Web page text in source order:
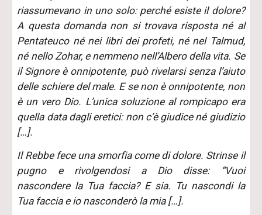
riassumevano in uno solo: perché esiste il dolore?
A questa domanda non si trovava risposta né al
Pentateuco né nei libri dei profeti, né nel Talmud,
né nello Zohar, e nemmeno nell’Albero della vita. Se
il Signore è onnipotente, può rivelarsi senza l’aiuto
delle schiere del male. E se non è onnipotente, non
è un vero Dio. L’unica soluzione al rompicapo era
quella data dagli eretici: non c’è giudice né giudizio
[…].
Il Rebbe fece una smorfia come di dolore. Strinse il
pugno e rivolgendosi a Dio disse: “Vuoi
nascondere la Tua faccia? E sia. Tu nascondi la
Tua faccia e io nasconderò la mia […].